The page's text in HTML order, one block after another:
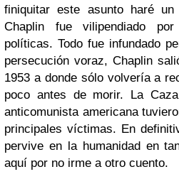
finiquitar este asunto haré un
Chaplin fue vilipendiado
políticas. Todo fue infundado
persecución voraz, Chaplin
1953 a donde sólo volvería a
poco antes de morir. La
anticomunista americana
principales víctimas. En
pervive en la humanidad en
aquí por no irme a otro cuento.